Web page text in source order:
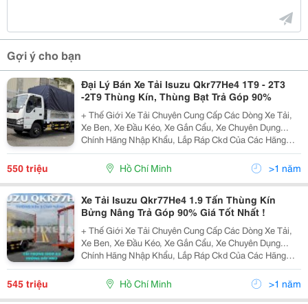
Gợi ý cho bạn
Đại Lý Bán Xe Tải Isuzu Qkr77He4 1T9 - 2T3
-2T9 Thùng Kín, Thùng Bạt Trả Góp 90%
+ Thế Giới Xe Tải Chuyên Cung Cấp Các Dòng Xe Tải,
Xe Ben, Xe Đầu Kéo, Xe Gắn Cẩu, Xe Chuyên Dụng...
Chính Hãng Nhập Khẩu, Lắp Ráp Ckd Của Các Hãng
Thương Hiệu Isuzu, Hino, Fuso, Hyundai, Daewoo,
Teraco... Cam Kết Hỗ Trợ Trả Góp Lên Đến 90% Giá Trị X
550 triệu Hồ Chí Minh >1 năm
Xe Tải Isuzu Qkr77He4 1.9 Tấn Thùng Kín
Bửng Nâng Trả Góp 90% Giá Tốt Nhất !
+ Thế Giới Xe Tải Chuyên Cung Cấp Các Dòng Xe Tải,
Xe Ben, Xe Đầu Kéo, Xe Gắn Cẩu, Xe Chuyên Dụng...
Chính Hãng Nhập Khẩu, Lắp Ráp Ckd Của Các Hãng
Thương Hiệu Isuzu, Hino, Fuso, Hyundai, Daewoo,
Teraco... Cam Kết Hỗ Trợ Trả Góp Lên Đến 90% Giá Trị X
545 triệu Hồ Chí Minh >1 năm